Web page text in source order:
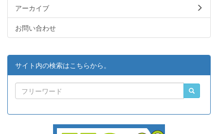
アーカイブ
お問い合わせ
サイト内の検索はこちらから。